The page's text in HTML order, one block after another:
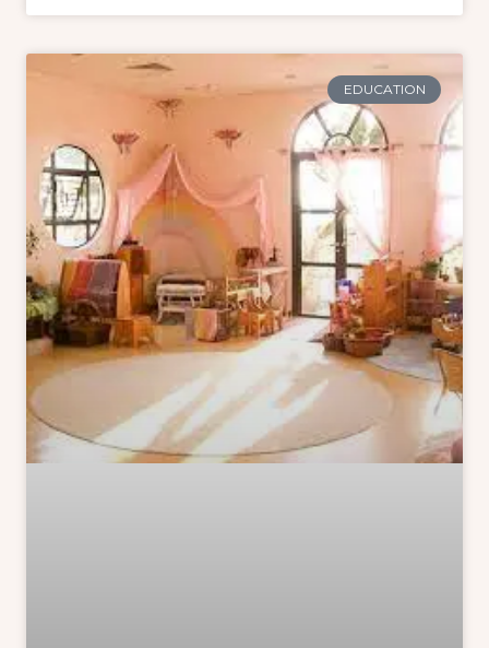
EDUCATION